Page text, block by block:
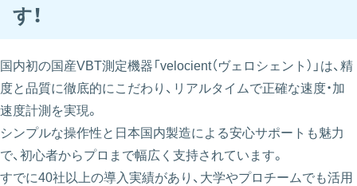
す！
国内初の国産VBT測定機器「velocient（ヴェロシェント）」は、精
度と品質に徹底的にこだわり、リアルタイムで正確な速度・加
速度計測を実現。
シンプルな操作性と日本国内製造による安心サポートも魅力
で、初心者からプロまで幅広く支持されています。
すでに40社以上の導入実績があり、大学やプロチームでも活用